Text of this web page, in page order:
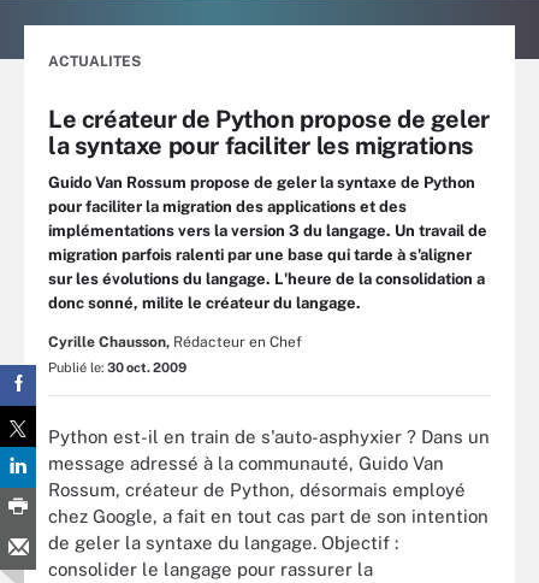
ACTUALITES
Le créateur de Python propose de geler
la syntaxe pour faciliter les migrations
Guido Van Rossum propose de geler la syntaxe de Python
pour faciliter la migration des applications et des
implémentations vers la version 3 du langage. Un travail de
migration parfois ralenti par une base qui tarde à s'aligner
sur les évolutions du langage. L'heure de la consolidation a
donc sonné, milite le créateur du langage.
Cyrille Chausson, Rédacteur en Chef
Publié le: 30 oct. 2009
Python est-il en train de s'auto-asphyxier ? Dans un
message adressé à la communauté, Guido Van
Rossum, créateur de Python, désormais employé
chez Google, a fait en tout cas part de son intention
de geler la syntaxe du langage. Objectif :
consolider le langage pour rassurer la